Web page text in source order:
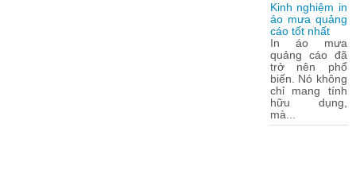
Kinh nghiệm in
áo mưa quảng
cáo tốt nhất
In áo mưa
quảng cáo đã
trở nên phổ
biến. Nó không
chỉ mang tính
hữu dụng,
mà...